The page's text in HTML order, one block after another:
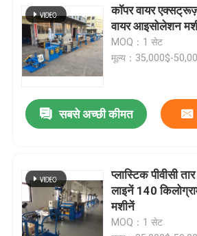
उत्पाद
वीडियो
हमारे बारे में
गुणवत्ता नियंत्रण
कॉपर वायर
वायर आइसोलेशन
MOQ：1 सेट
मूल्य：35,000$-
सबसे अच्छी कीमत
प्लास्टिक पीवीसी
लाइनें 140
मशीनें
MOQ：1 सेट